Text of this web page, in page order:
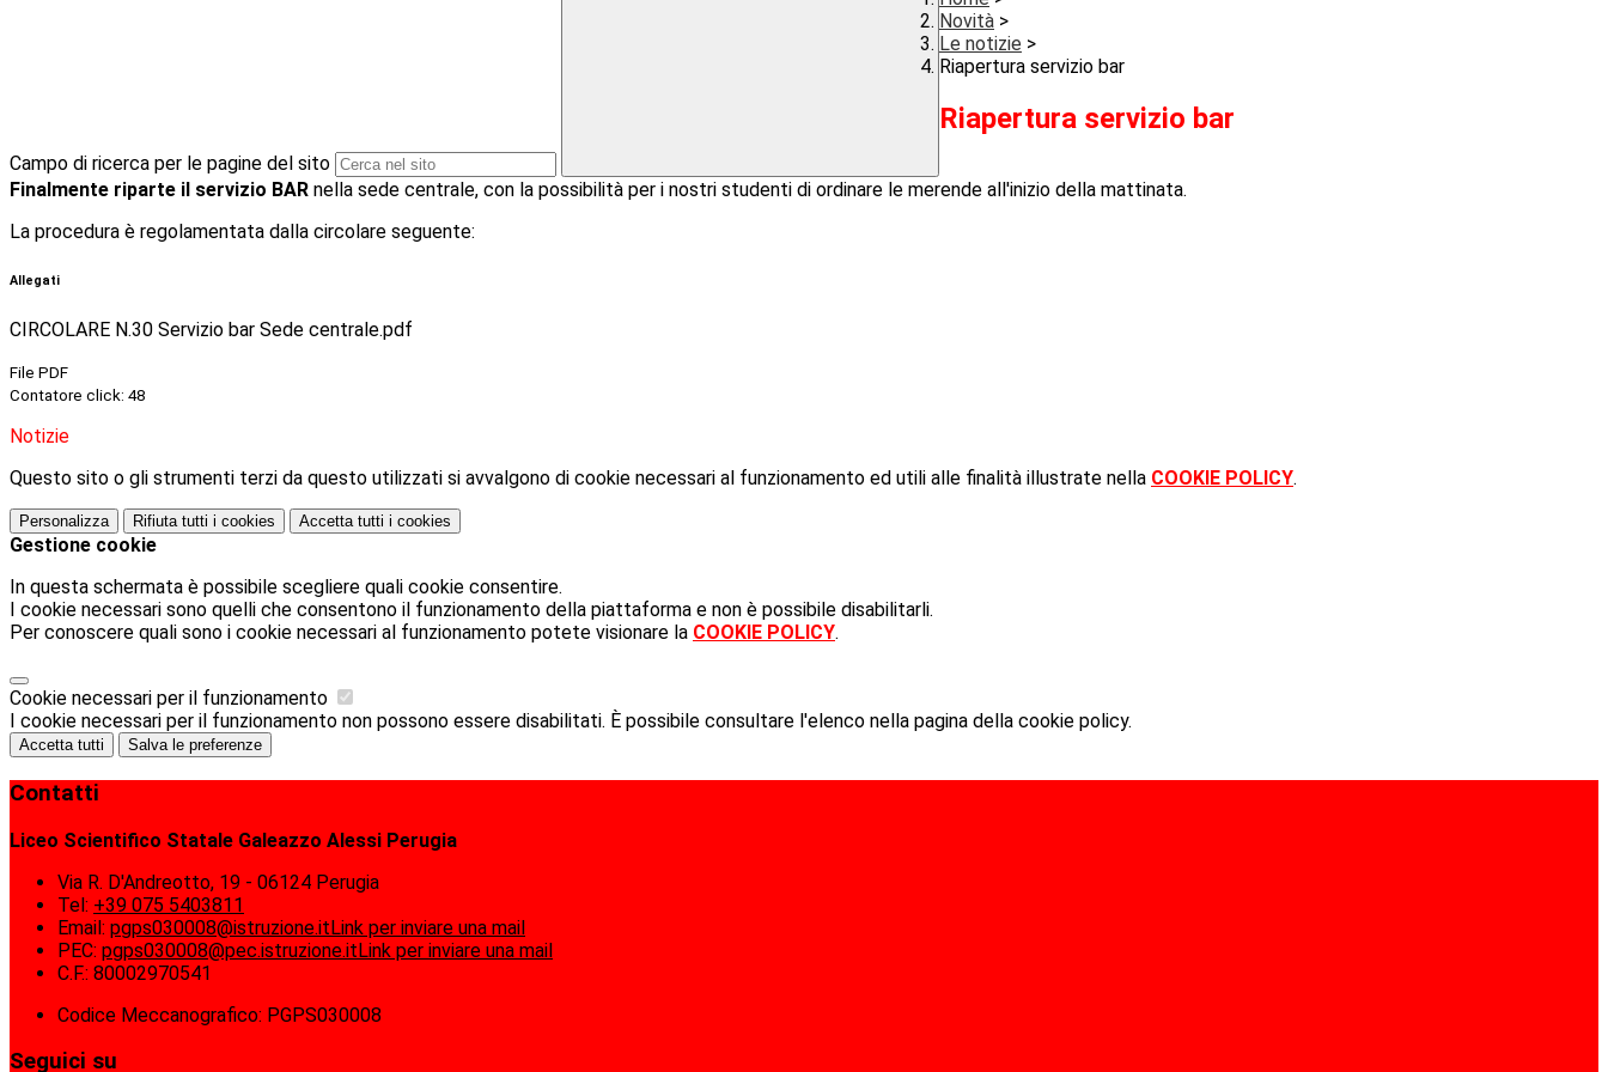
Campo di ricerca per le pagine del sito
Novità >
Le notizie >
Riapertura servizio bar
Riapertura servizio bar
Finalmente riparte il servizio BAR nella sede centrale, con la possibilità per i nostri studenti di ordinare le merende all'inizio della mattinata.
La procedura è regolamentata dalla circolare seguente:
Allegati
CIRCOLARE N.30 Servizio bar Sede centrale.pdf
File PDF
Contatore click: 48
Notizie
Questo sito o gli strumenti terzi da questo utilizzati si avvalgono di cookie necessari al funzionamento ed utili alle finalità illustrate nella COOKIE POLICY.
Personalizza Rifiuta tutti i cookies Accetta tutti i cookies
Gestione cookie
In questa schermata è possibile scegliere quali cookie consentire.
I cookie necessari sono quelli che consentono il funzionamento della piattaforma e non è possibile disabilitarli.
Per conoscere quali sono i cookie necessari al funzionamento potete visionare la COOKIE POLICY.
Cookie necessari per il funzionamento
I cookie necessari per il funzionamento non possono essere disabilitati. È possibile consultare l'elenco nella pagina della cookie policy.
Accetta tutti Salva le preferenze
Contatti
Liceo Scientifico Statale Galeazzo Alessi Perugia
Via R. D'Andreotto, 19 - 06124 Perugia
Tel: +39 075 5403811
Email: pgps030008@istruzione.itLink per inviare una mail
PEC: pgps030008@pec.istruzione.itLink per inviare una mail
C.F.: 80002970541
Codice Meccanografico: PGPS030008
Seguici su